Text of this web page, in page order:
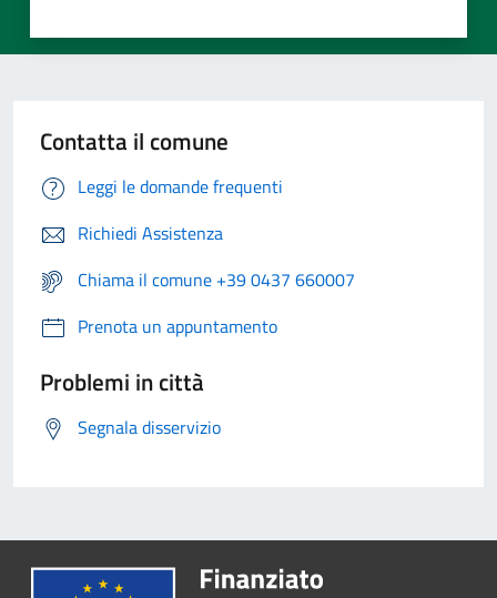
Contatta il comune
Leggi le domande frequenti
Richiedi Assistenza
Chiama il comune +39 0437 660007
Prenota un appuntamento
Problemi in città
Segnala disservizio